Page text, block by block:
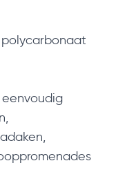
polycarbonaat